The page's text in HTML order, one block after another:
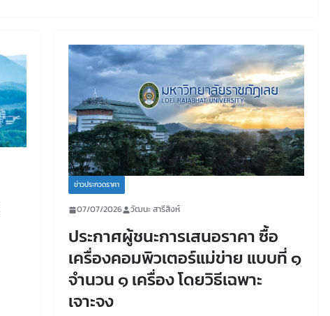
ข่าวประกวดราคา
07/07/2026 วัฒนะ สารีสิงห์
ประกาศผู้ชนะการเสนอราคา ซื้อ
เครื่องคอมพิวเตอร์แม่ข่าย แบบที่ ๑
จำนวน ๑ เครื่อง โดยวิธีเฉพาะ
เจาะจง